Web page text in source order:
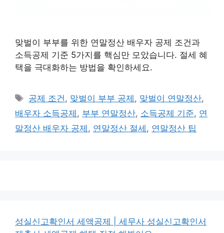
맞벌이 부부를 위한 연말정산 배우자 공제 조건과
소득공제 기준 5가지를 핵심만 모았습니다. 절세 혜
택을 극대화하는 방법을 확인하세요.
태
그
공제 조건 , 맞벌이 부부 공제 , 맞벌이 연말정산,
배우자 소득공제 , 부부 연말정산, 소득공제 기준, 연
말정산 배우자 공제 , 연말정산 절세 , 연말정산 팁
성실신고확인서 세액공제 | 세무사 성실신고확인서